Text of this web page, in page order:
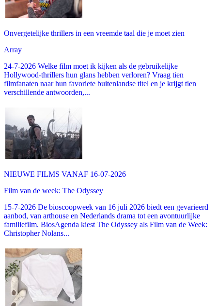
Onvergetelijke thrillers in een vreemde taal die je moet zien
Array
24-7-2026 Welke film moet ik kijken als de gebruikelijke
Hollywood-thrillers hun glans hebben verloren? Vraag tien
filmfanaten naar hun favoriete buitenlandse titel en je krijgt tien
verschillende antwoorden,...
NIEUWE FILMS VANAF 16-07-2026
Film van de week: The Odyssey
15-7-2026 De bioscoopweek van 16 juli 2026 biedt een gevarieerd
aanbod, van arthouse en Nederlands drama tot een avontuurlijke
familiefilm. BiosAgenda kiest The Odyssey als Film van de Week:
Christopher Nolans...